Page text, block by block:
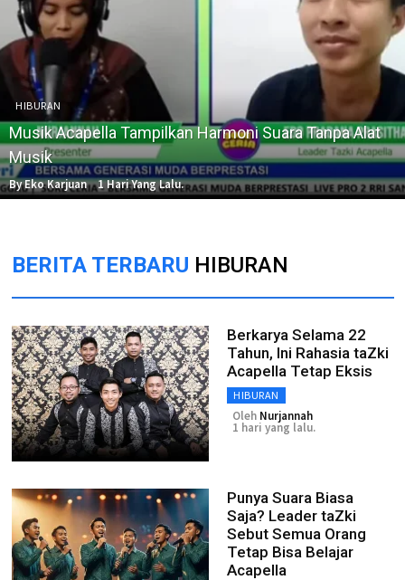
HIBURAN
Musik Acapella Tampilkan Harmoni Suara Tanpa Alat
Musik
By Eko Karjuan 1 Hari Yang Lalu.
BERITA TERBARU HIBURAN
Berkarya Selama 22
Tahun, Ini Rahasia taZki
Acapella Tetap Eksis
HIBURAN
Oleh Nurjannah
1 hari yang lalu.
Punya Suara Biasa
Saja? Leader taZki
Sebut Semua Orang
Tetap Bisa Belajar
Acapella